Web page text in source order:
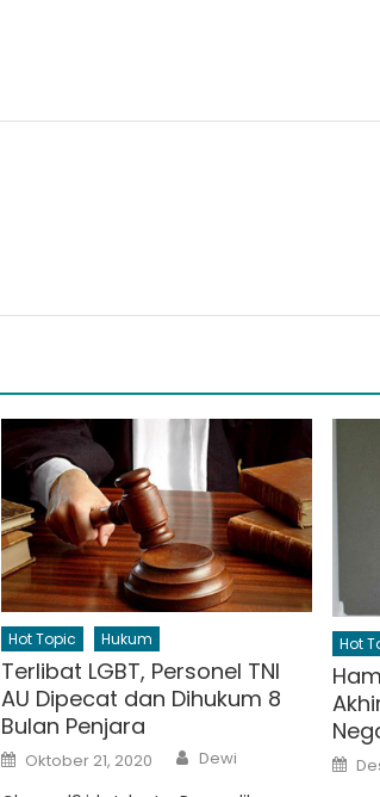
Hot Topic Hukum
Terlibat LGBT, Personel TNI
AU Dipecat dan Dihukum 8
Bulan Penjara
Posted
on
Oktober 21, 2020 Author
Dewi
Hot
on